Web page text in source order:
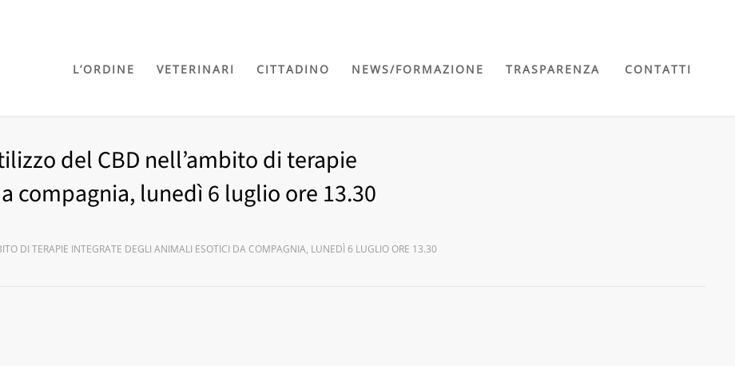
L’ORDINE VETERINARI CITTADINO NEWS/FORMAZIONE TRASPARENZA CONTATTI
del CBD nell’ambito di terapie
compagnia, lunedì 6 luglio ore 13.30
DI TERAPIE INTEGRATE DEGLI ANIMALI ESOTICI DA COMPAGNIA, LUNEDÌ 6 LUGLIO ORE 13.30